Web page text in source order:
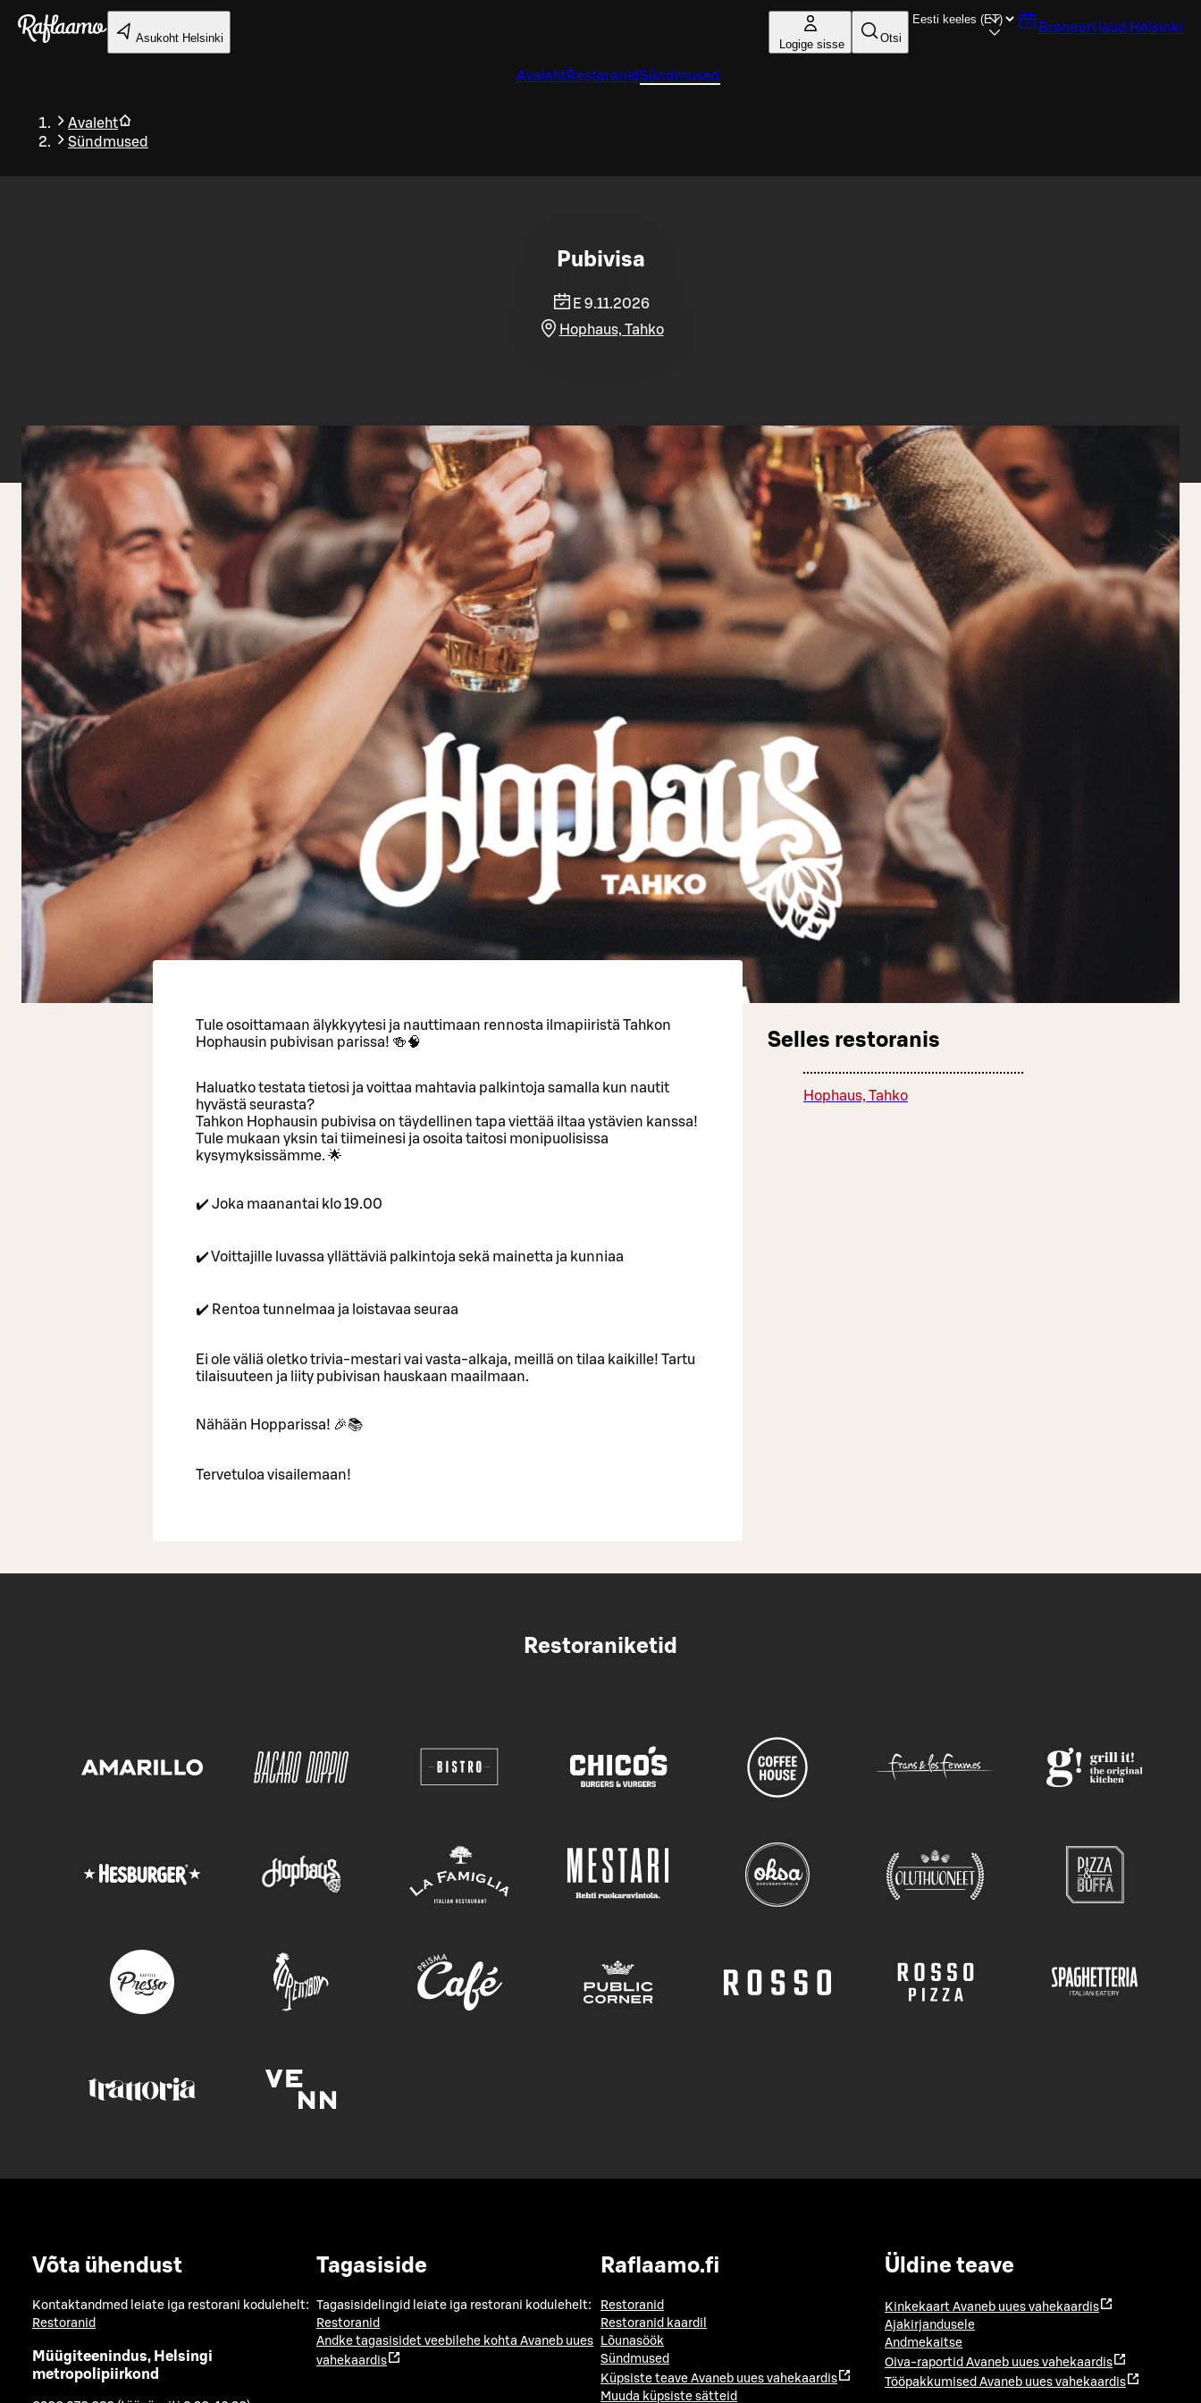
Liigu peamise sisu juurde
Asukoht Helsinki Logige sisse Otsi
Broneeri laud Helsinki
AvalehtRestoranidSündmused
Avaleht
Sündmused
Tagasi
Pubivisa
E 9.11.2026
Hophaus, Tahko
Tule osoittamaan älykkyytesi ja nauttimaan rennosta ilmapiiristä Tahkon
Hophausin pubivisan parissa! 🍻🧠
Haluatko testata tietosi ja voittaa mahtavia palkintoja samalla kun nautit
hyvästä seurasta?
Tahkon Hophausin pubivisa on täydellinen tapa viettää iltaa ystävien kanssa!
Tule mukaan yksin tai tiimeinesi ja osoita taitosi monipuolisissa
kysymyksissämme. 🌟
✔️ Joka maanantai klo 19.00
✔️ Voittajille luvassa yllättäviä palkintoja sekä mainetta ja kunniaa
✔️ Rentoa tunnelmaa ja loistavaa seuraa
Ei ole väliä oletko trivia-mestari vai vasta-alkaja, meillä on tilaa kaikille! Tartu
tilaisuuteen ja liity pubivisan hauskaan maailmaan.
Nähään Hopparissa! 🎉📚
Tervetuloa visailemaan!
Selles restoranis
Hophaus, Tahko
Restoraniketid
Võta ühendust
Kontaktandmed leiate iga restorani kodulehelt:
Restoranid
Müügiteenindus, Helsingi
metropolipiirkond
Tagasiside
Tagasisidelingid leiate iga restorani kodulehelt:
Restoranid
Andke tagasisidet veebilehe kohta Avaneb uues
vahekaardis
Raflaamo.fi
Restoranid
Restoranid kaardil
Lõunasöök
Sündmused
Küpsiste teave Avaneb uues vahekaardis
Muuda küpsiste sätteid
Üldine teave
Kinkekaart Avaneb uues vahekaardis
Ajakirjandusele
Andmekaitse
Oiva-raportid Avaneb uues vahekaardis
Tööpakkumised Avaneb uues vahekaardis